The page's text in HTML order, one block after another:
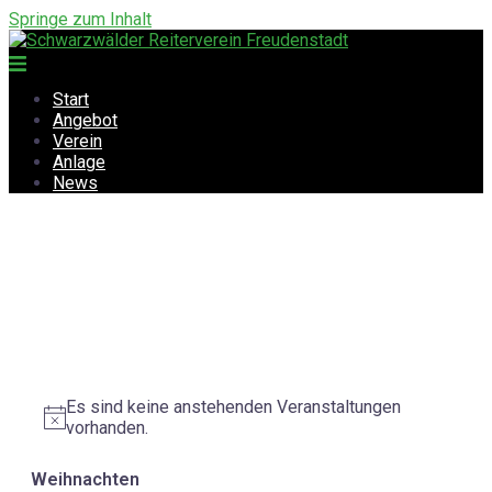
Springe zum Inhalt
Start
Angebot
Verein
Anlage
News
Hinweis
Es sind keine anstehenden Veranstaltungen
vorhanden.
Weihnachten